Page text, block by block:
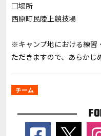
□場所
西原町民陸上競技場
※キャンプ地における練習
ただきますので、あらかじ
チーム